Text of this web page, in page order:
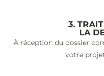
3.
LA
À réception du dossier
votre